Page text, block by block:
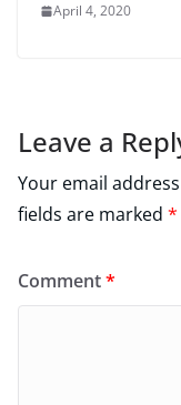
April 4, 2020
Leave a
Your email
fields are marked *
Comment*